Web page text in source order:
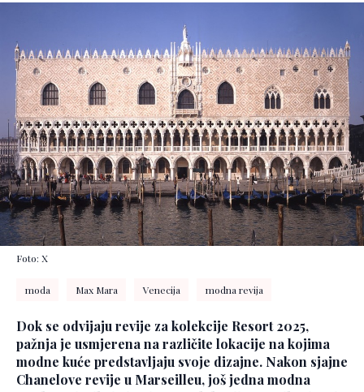
Foto: X
moda Max Mara Venecija modna revija
Dok se odvijaju revije za kolekcije Resort 2025,
pažnja je usmjerena na različite lokacije na kojima
modne kuće predstavljaju svoje dizajne. Nakon sjajne
Chanelove revije u Marseilleu, još jedna modna